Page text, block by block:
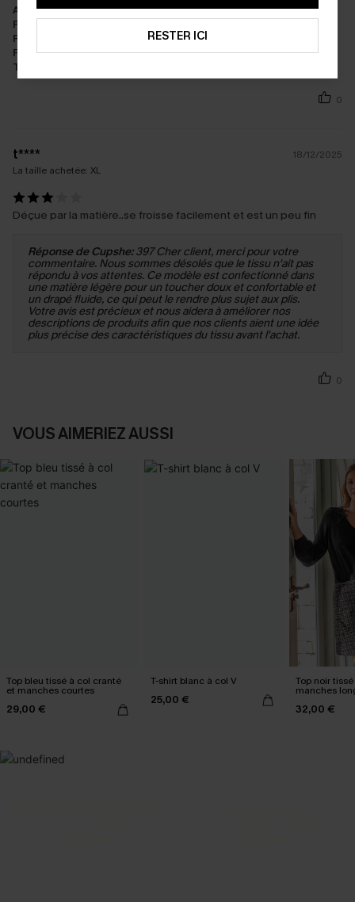
Apparence:Très satisfait
Performance:
Rapport qualité/prix:
Bon rapport qualité/prix
Fabrication:Bon
Tissu:
0
t****
18/12/2025
La taille achetée: XL
Déçue par la matière..se froisse facilement et est un peu fin
Réponse de Cupshe:397 Cher client, merci pour votre
commentaire. Nous sommes désolés que le tissu n'ait pas
répondu à vos attentes. Ce modèle est confectionné dans
une matière légère pour un toucher doux et confortable et
un drapé fluide, ce qui peut le rendre plus sujet aux plis.
Votre avis est précieux et nous aidera à améliorer nos
descriptions de produits afin que nos clients aient une idée
plus précise des caractéristiques du tissu avant l'achat.
0
VOUS AIMERIEZ AUSSI
Top bleu tissé à col cranté
et manches courtes
29,00 €
T-shirt blanc à col V
25,00 €
Top noir
manches
32,00 €
RESTER ICI